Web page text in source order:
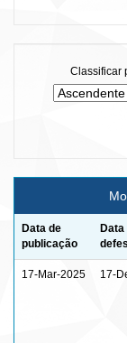
Classificar
Data de
publicação
Data
17-Mar-2025 17-